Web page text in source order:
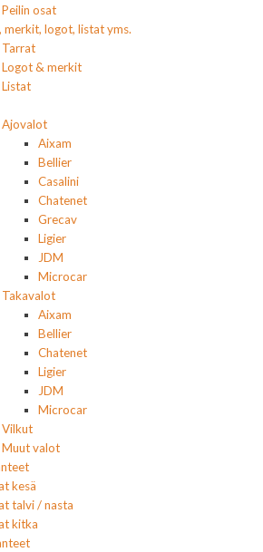
Peilin osat
merkit, logot, listat yms.
Tarrat
Logot & merkit
Listat
Ajovalot
Aixam
Bellier
Casalini
Chatenet
Grecav
Ligier
JDM
Microcar
Takavalot
Aixam
Bellier
Chatenet
Ligier
JDM
Microcar
Vilkut
Muut valot
kesä
talvi / nasta
kitka